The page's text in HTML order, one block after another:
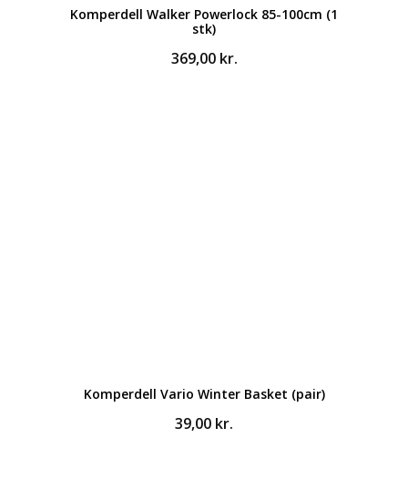
Komperdell Walker Powerlock 85-100cm (1
stk)
369,00 kr.
Komperdell Vario Winter Basket (pair)
39,00 kr.